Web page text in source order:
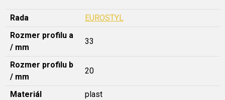
Rada
EUROSTYL
Rozmer profilu a
/ mm
33
Rozmer profilu b
/ mm
20
Materiál
plast